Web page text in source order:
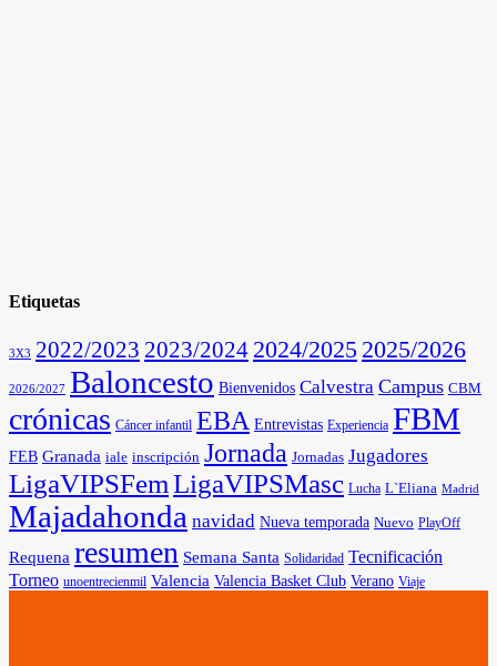
Etiquetas
3X3 2022/2023 2023/2024 2024/2025 2025/2026
2026/2027 Baloncesto Bienvenidos Calvestra Campus CBM
crónicas Cáncer infantil EBA Entrevistas Experiencia FBM
FEB Granada iale inscripción Jornada Jornadas Jugadores
LigaVIPSFemLigaVIPSMasc Lucha L`Eliana Madrid
Majadahonda navidad Nueva temporada Nuevo PlayOff
Requena resumen Semana Santa Solidaridad Tecnificación
Torneo unoentrecienmil Valencia Valencia Basket Club Verano Viaje